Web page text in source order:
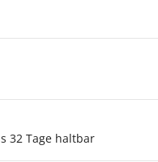
32 Tage haltbar